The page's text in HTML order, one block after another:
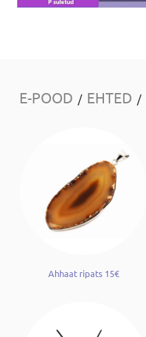
E-POOD / EHTED /
Ahhaat ripats 15€